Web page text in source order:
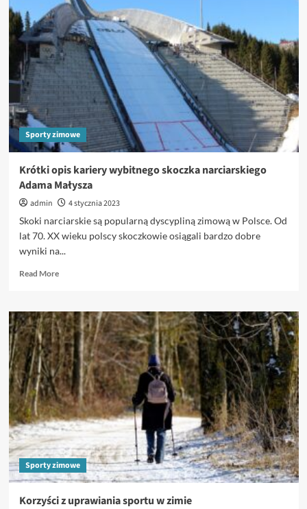
w
historii
Sporty zimowe
Krótki opis kariery wybitnego skoczka narciarskiego
Adama Małysza
admin
4 stycznia 2023
Skoki narciarskie są popularną dyscypliną zimową w Polsce. Od
lat 70. XX wieku polscy skoczkowie osiągali bardzo dobre
wyniki na...
Read MoreRead
Krótki
opis
kariery
wybitnego
skoczka
narciarskiego
Adama
Małysza
Sporty zimowe
Korzyści z uprawiania sportu w zimie